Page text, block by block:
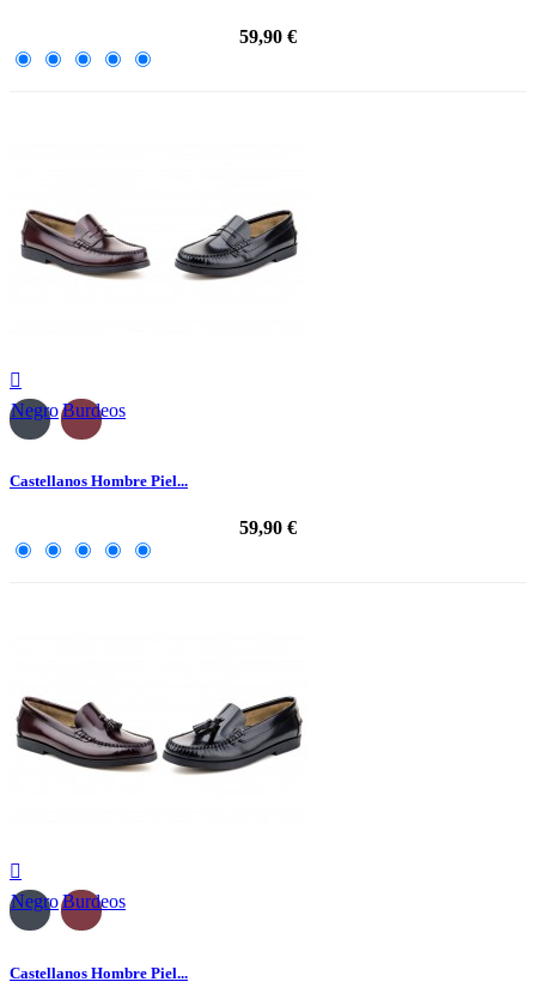
59,90 €

NegroBurdeos
Castellanos Hombre Piel...
59,90 €

NegroBurdeos
Castellanos Hombre Piel...